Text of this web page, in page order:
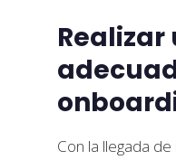
Realizar
Con la llegada